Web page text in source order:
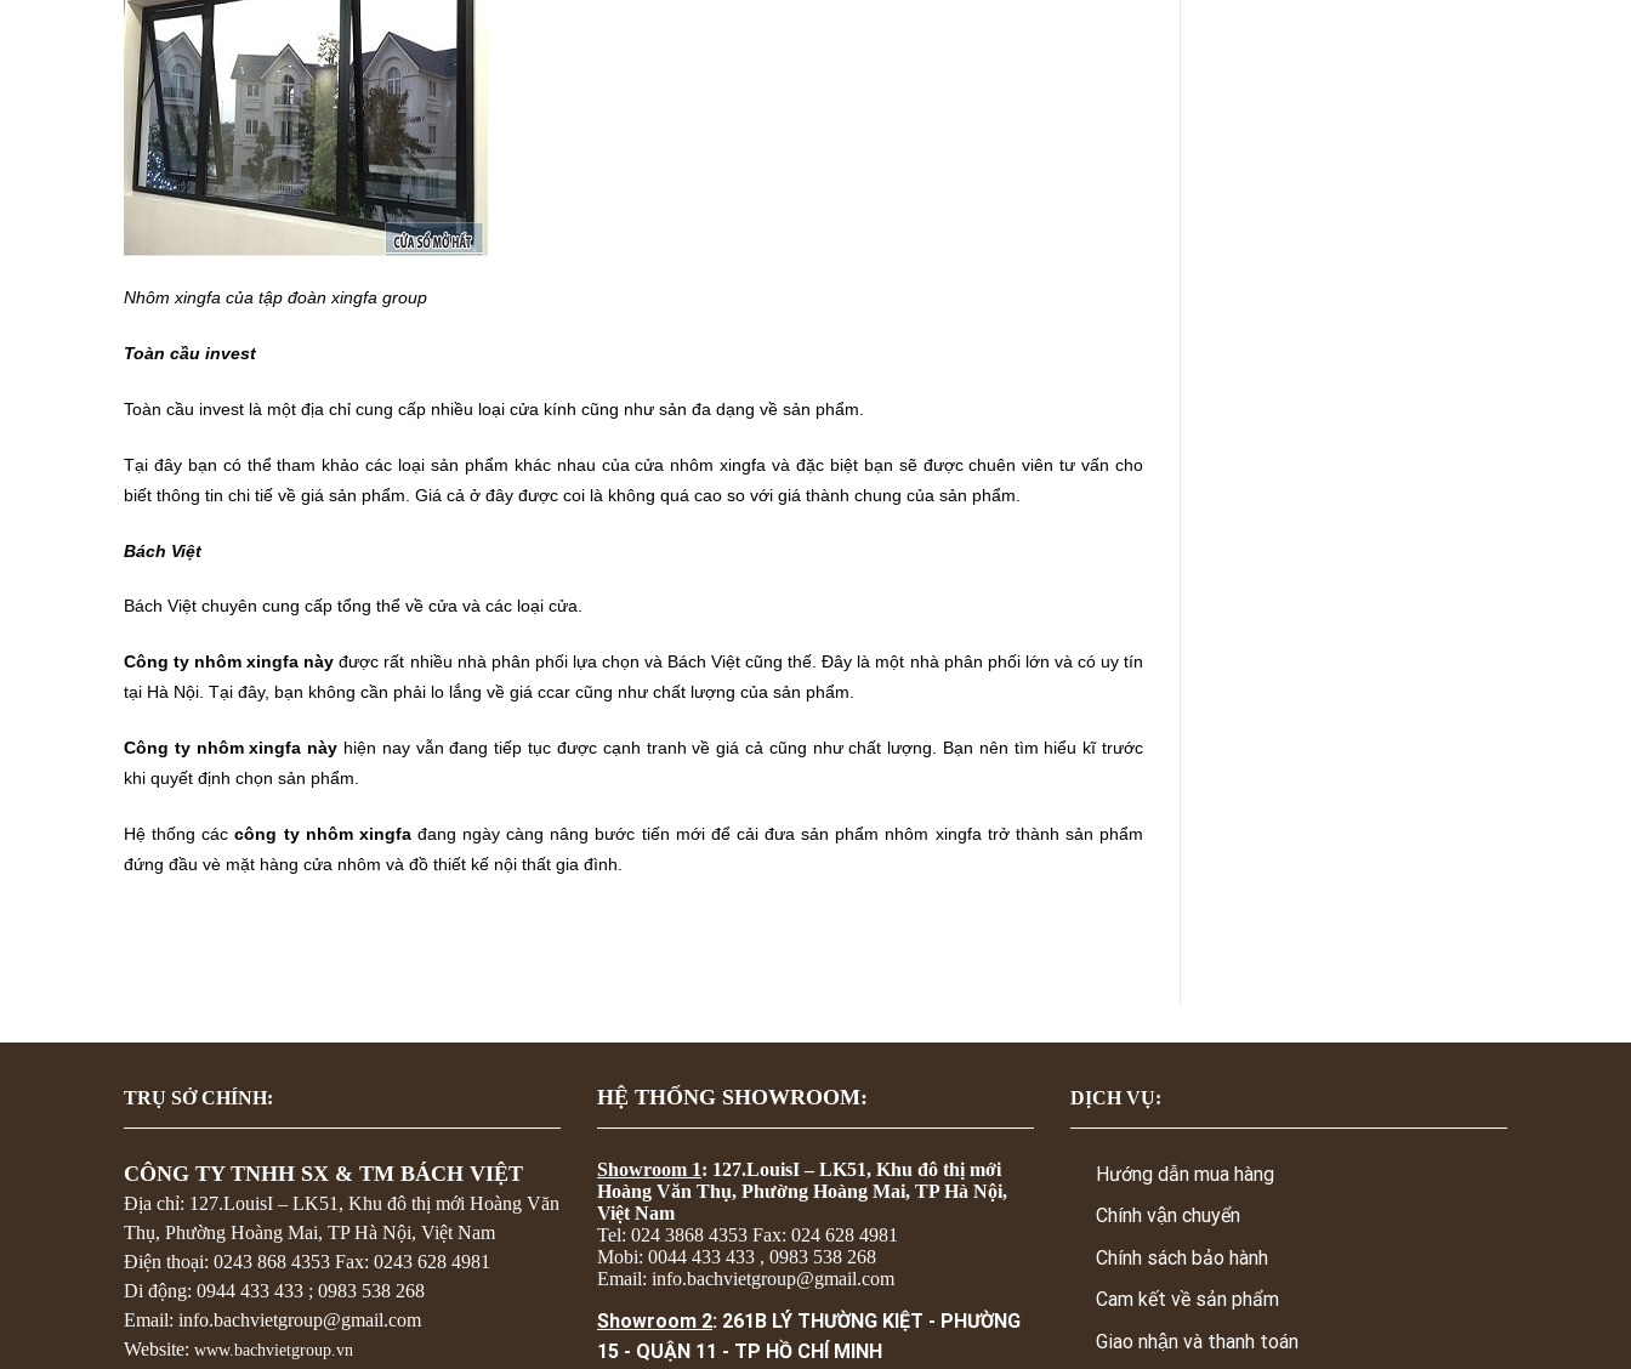
Nhôm xingfa của tập đoàn xingfa group
Toàn cầu invest
Toàn cầu invest là một địa chỉ cung cấp nhiều loại cửa kính cũng như sản đa dạng về sản phẩm.
Tại đây bạn có thể tham khảo các loại sản phẩm khác nhau của cửa nhôm xingfa và đặc biệt bạn sẽ được chuên viên tư vấn cho
biết thông tin chi tiế về giá sản phẩm. Giá cả ở đây được coi là không quá cao so với giá thành chung của sản phẩm.
Bách Việt
Bách Việt chuyên cung cấp tổng thể về cửa và các loại cửa.
Công ty nhôm xingfa này được rất nhiều nhà phân phối lựa chọn và Bách Việt cũng thế. Đây là một nhà phân phối lớn và có uy tín
tại Hà Nội. Tại đây, bạn không cần phải lo lắng về giá ccar cũng như chất lượng của sản phẩm.
Công ty nhôm xingfa này hiện nay vẫn đang tiếp tục được cạnh tranh về giá cả cũng như chất lượng. Bạn nên tìm hiểu kĩ trước
khi quyết định chọn sản phẩm.
Hệ thống cáccông ty nhôm xingfađang ngày càng nâng bước tiến mới để cải đưa sản phẩm nhôm xingfa trở thành sản phẩm
đứng đầu vè mặt hàng cửa nhôm và đồ thiết kế nội thất gia đình.
TRỤ SỞ CHÍNH:
CÔNG TY TNHH SX & TM BÁCH VIỆT
Địa chỉ: 127.LouisI – LK51, Khu đô thị mới Hoàng Văn
Thụ, Phường Hoàng Mai, TP Hà Nội, Việt Nam
Điện thoại: 0243 868 4353 Fax: 0243 628 4981
Di động: 0944 433 433 ; 0983 538 268
Email: info.bachvietgroup@gmail.com
Website: www.bachvietgroup.vn
HỆ THỐNG SHOWROOM:
Showroom 1: 127.LouisI – LK51, Khu đô thị mới
Hoàng Văn Thụ, Phường Hoàng Mai, TP Hà Nội,
Việt Nam
Tel: 024 3868 4353 Fax: 024 628 4981
Mobi: 0044 433 433 , 0983 538 268
Email: info.bachvietgroup@gmail.com
Showroom 2: 261B LÝ THƯỜNG KIỆT - PHƯỜNG
15 - QUẬN 11 - TP HỒ CHÍ MINH
DỊCH VỤ:
Hướng dẫn mua hàng
Chính vận chuyển
Chính sách bảo hành
Cam kết về sản phẩm
Giao nhận và thanh toán